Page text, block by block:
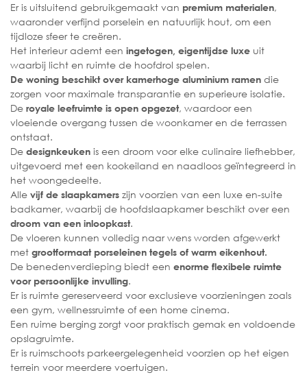
Er is uitsluitend gebruikgemaakt van premium materialen,
waaronder verfijnd porselein en natuurlijk hout, om een
tijdloze sfeer te creëren.
Het interieur ademt een ingetogen, eigentijdse luxe uit
waarbij licht en ruimte de hoofdrol spelen.
De woning beschikt over kamerhoge aluminium ramen die
zorgen voor maximale transparantie en superieure isolatie.
De royale leefruimte is open opgezet, waardoor een
vloeiende overgang tussen de woonkamer en de terrassen
ontstaat.
De designkeuken is een droom voor elke culinaire liefhebber,
uitgevoerd met een kookeiland en naadloos geïntegreerd in
het woongedeelte.
Alle vijf de slaapkamers zijn voorzien van een luxe en-suite
badkamer, waarbij de hoofdslaapkamer beschikt over een
droom van een inloopkast.
De vloeren kunnen volledig naar wens worden afgewerkt
met grootformaat porseleinen tegels of warm eikenhout.
De benedenverdieping biedt een enorme flexibele ruimte
voor persoonlijke invulling.
Er is ruimte gereserveerd voor exclusieve voorzieningen zoals
een gym, wellnessruimte of een home cinema.
Een ruime berging zorgt voor praktisch gemak en voldoende
opslagruimte.
Er is ruimschoots parkeergelegenheid voorzien op het eigen
terrein voor meerdere voertuigen.